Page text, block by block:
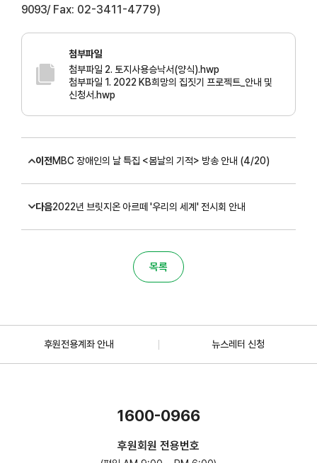
9093/ Fax: 02-3411-4779)
첨부파일
첨부파일 2. 토지사용승낙서(양식).hwp
첨부파일 1. 2022 KB희망의 집짓기 프로젝트_안내 및
신청서.hwp
이전MBC 장애인의 날 특집 <봄날의 기적> 방송 안내 (4/20)
다음2022년 브릿지온 아르떼 '우리의 세계' 전시회 안내
목록
후원전용계좌 안내 뉴스레터 신청
1600-0966
후원회원 전용번호